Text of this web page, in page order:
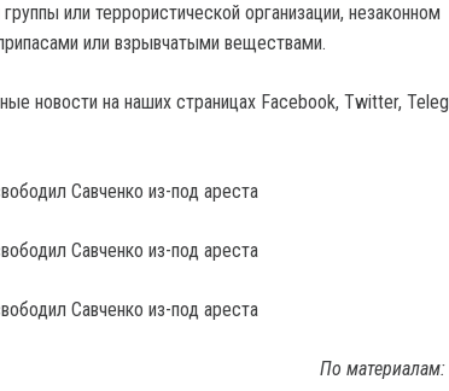
или террористической организации, незаконном
или взрывчатыми веществами.
новости на наших страницах Facebook, Twitter,
По материалам: